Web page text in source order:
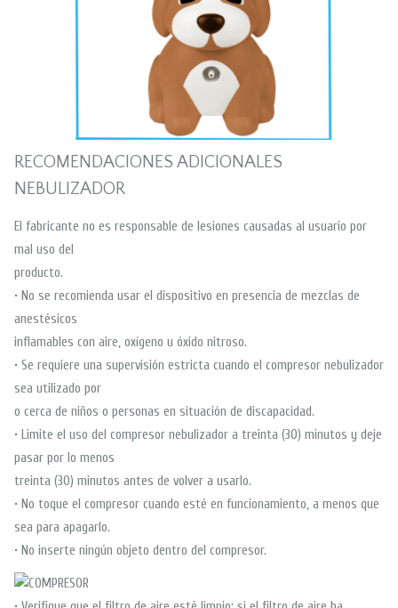
RECOMENDACIONES ADICIONALES
NEBULIZADOR
El fabricante no es responsable de lesiones causadas al usuario por
mal uso del
producto.
• No se recomienda usar el dispositivo en presencia de mezclas de
anestésicos
inflamables con aire, oxígeno u óxido nitroso.
• Se requiere una supervisión estricta cuando el compresor nebulizador
sea utilizado por
o cerca de niños o personas en situación de discapacidad.
• Limite el uso del compresor nebulizador a treinta (30) minutos y deje
pasar por lo menos
treinta (30) minutos antes de volver a usarlo.
• No toque el compresor cuando esté en funcionamiento, a menos que
sea para apagarlo.
• No inserte ningún objeto dentro del compresor.